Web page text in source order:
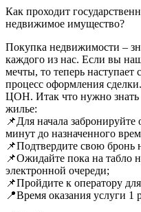
Как проходит
недвижимое имущество?
Покупка недвижимости –
каждого из нас. Если вы
мечты, то теперь
процесс оформления
ЦОН. Итак что нужно знать
жилье:
📌Для начала
минут до назначенного
📌Подтвердите свою бронь
📌Ожидайте пока на табло
электронной очереди;
📌Пройдите к оператору
📍Время оказания услуги 1